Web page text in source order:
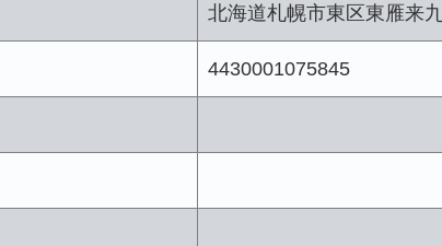
北海道札幌市東区東雁来
4430001075845